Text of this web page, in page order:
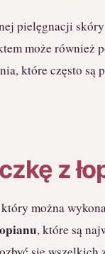
pielęgnacji
może również
które często są
z
można
, które są